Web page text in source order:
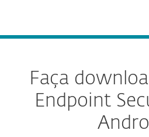
Faça
Endpoint